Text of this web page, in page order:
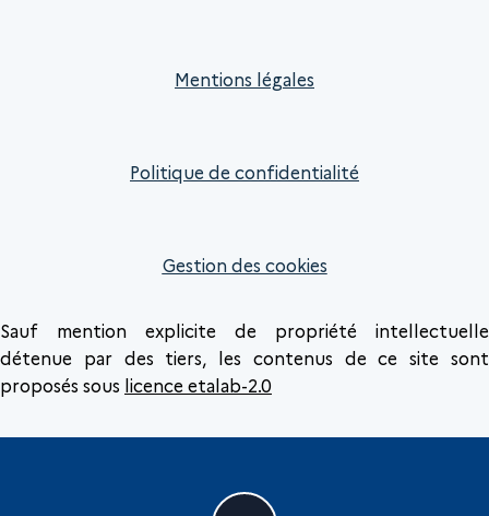
Mentions légales
Politique de confidentialité
Gestion des cookies
Sauf mention explicite de propriété intellectuelle
détenue par des tiers, les contenus de ce site sont
proposés sous licence etalab-2.0